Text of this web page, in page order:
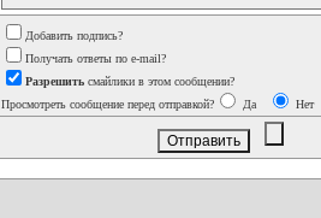
Добавить подпись?
Получать ответы по e-mail?
Разрешить смайлики в этом сообщении?
Просмотреть сообщение перед отправкой?
Да Нет